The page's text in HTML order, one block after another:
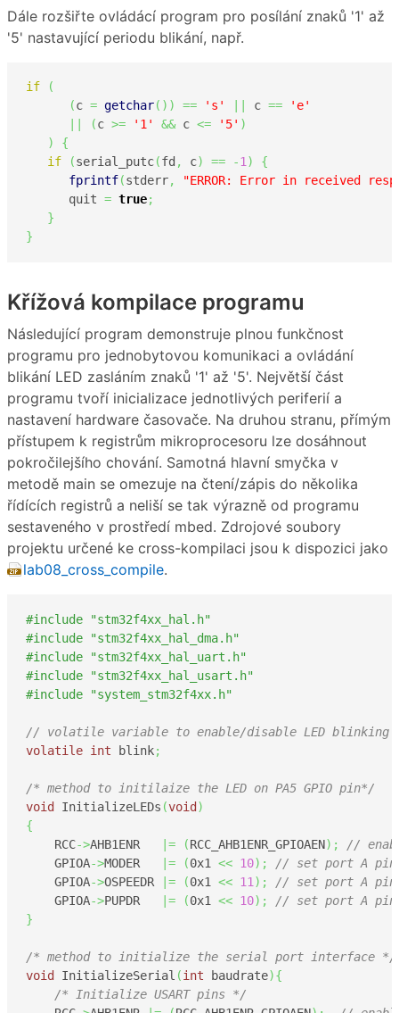
Dále rozšiřte ovládácí program pro posílání znaků '1' až
'5' nastavující periodu blikání, např.
if
(
(c = getchar( ) ) == 's' c ==
'e'
(c >= '1' && c <= '5' )
)
{
if
(serial_putc(fd , c) == -1 )
{
fprintf(stderr,
"ERROR: Error in received
      quit
= true;
}
}
Křížová kompilace programu
Následující program demonstruje plnou funkčnost
programu pro jednobytovou komunikaci a ovládání
blikání LED zasláním znaků '1' až '5'. Největší část
programu tvoří inicializace jednotlivých periferií a
nastavení hardware časovače. Na druhou stranu, přímým
přístupem k registrům mikroprocesoru lze dosáhnout
pokročilejšího chování. Samotná hlavní smyčka v
metodě main se omezuje na čtení/zápis do několika
řídících registrů a neliší se tak výrazně od programu
sestaveného v prostředí mbed. Zdrojové soubory
projektu určené ke cross-kompilaci jsou k dispozici jako
lab08_cross_compile.
#include "stm32f4xx_hal.h"
#include "stm32f4xx_hal_dma.h"
#include "stm32f4xx_hal_uart.h"
#include "stm32f4xx_hal_usart.h"
#include "system_stm32f4xx.h"
// volatile variable to enable/disable LED blinking
volatile int blink;
/* method to initilaize the LED on PA5 GPIO pin*/
void InitializeLEDs (void)
{
    RCC
->AHB1ENR |= (RCC_AHB1ENR_GPIOAEN) ;
//
    GPIOA
->MODER |= (0x1 << 10) ;
// set port A pin
    GPIOA
->OSPEEDR |= (0x1 << 11 ) ;
// set port A pin
    GPIOA
->PUPDR |= (0x1 << 10) ;
// set port A
}
/* method to initialize the serial port interface */
void InitializeSerial (int baudrate){
/* Initialize USART pins */